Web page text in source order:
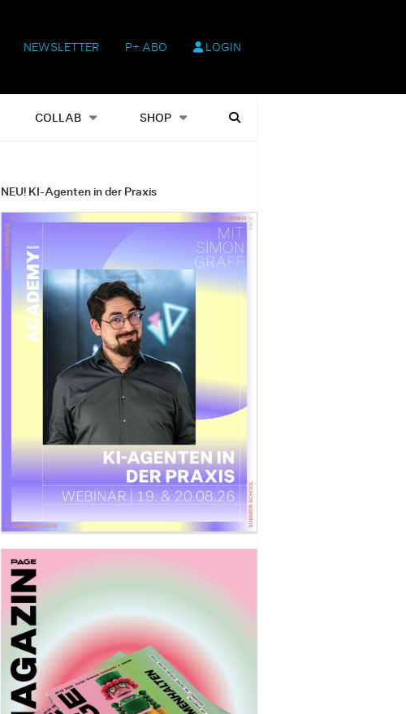
NEWSLETTER P+ ABO LOGIN
COLLAB SHOP
Shop Heftausgaben Suchen
NEU! KI-Agenten in der Praxis